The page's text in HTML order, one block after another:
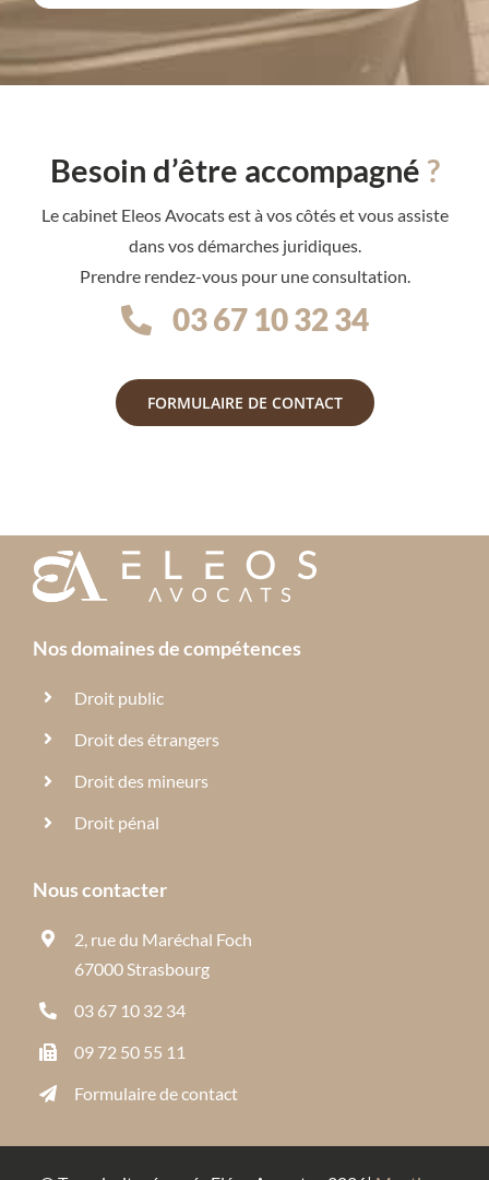
Besoin d’être accompagné ?
Le cabinet Eleos Avocats est à vos côtés et vous assiste
dans vos démarches juridiques.
Prendre rendez-vous pour une consultation.
03 67 10 32 34
FORMULAIRE DE CONTACT
Nos domaines de compétences
Droit public
Droit des étrangers
Droit des mineurs
Droit pénal
Nous contacter
2, rue du Maréchal Foch
67000 Strasbourg
03 67 10 32 34
09 72 50 55 11
Formulaire de contact